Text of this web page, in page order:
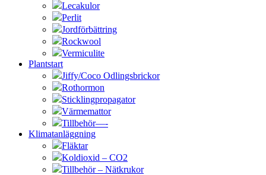
Lecakulor
Perlit
Jordförbättring
Rockwool
Vermiculite
Plantstart
Jiffy/Coco Odlingsbrickor
Rothormon
Sticklingpropagator
Värmemattor
Tillbehör—-
Klimatanläggning
Fläktar
Koldioxid – CO2
Tillbehör – Nätkrukor